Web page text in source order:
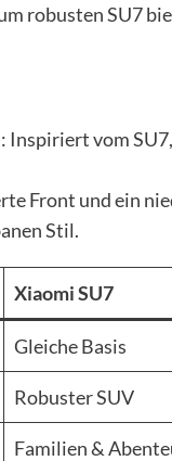
robusten SU7
: Inspiriert vom
Front und ein
Stil.
Xiaomi SU7
Gleiche Basis
Robuster SUV
Familien &